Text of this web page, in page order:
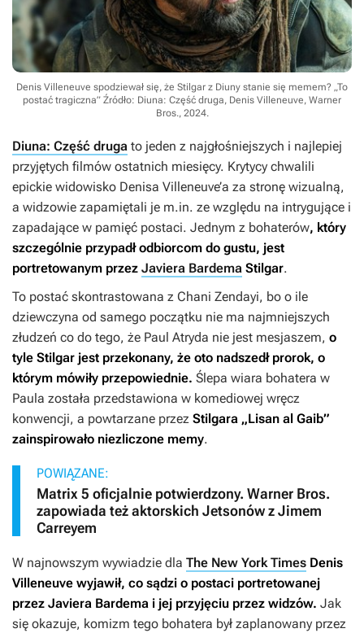
Denis Villeneuve spodziewał się, że Stilgar z Diuny stanie się memem? „To
postać tragiczna” Źródło: Diuna: Część druga, Denis Villeneuve, Warner
Bros., 2024.
Diuna: Część druga to jeden z najgłośniejszych i najlepiej
przyjętych filmów ostatnich miesięcy. Krytycy chwalili
epickie widowisko Denisa Villeneuve’a za stronę wizualną,
a widzowie zapamiętali je m.in. ze względu na intrygujące i
zapadające w pamięć postaci. Jednym z bohaterów, który
szczególnie przypadł odbiorcom do gustu, jest
portretowanym przez Javiera Bardema Stilgar.
To postać skontrastowana z Chani Zendayi, bo o ile
dziewczyna od samego początku nie ma najmniejszych
złudzeń co do tego, że Paul Atryda nie jest mesjaszem, o
tyle Stilgar jest przekonany, że oto nadszedł prorok, o
którym mówiły przepowiednie. Ślepa wiara bohatera w
Paula została przedstawiona w komediowej wręcz
konwencji, a powtarzane przez Stilgara „Lisan al Gaib”
zainspirowało niezliczone memy.
POWIĄZANE:
Matrix 5 oficjalnie potwierdzony. Warner Bros.
zapowiada też aktorskich Jetsonów z Jimem
Carreyem
W najnowszym wywiadzie dla The New York Times Denis
Villeneuve wyjawił, co sądzi o postaci portretowanej
przez Javiera Bardema i jej przyjęciu przez widzów. Jak
się okazuje, komizm tego bohatera był zaplanowany przez